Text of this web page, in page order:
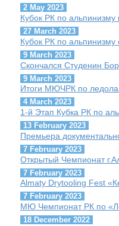
2 May 2023
Кубок РК по альпинизму
27 March 2023
Кубок РК по альпинизму
9 March 2023
Скончался Студенин
9 March 2023
Итоги МЮЧРК по
4 March 2023
1-й Этап Кубка РК по
13 February 2023
Премьера
7 February 2023
Открытый Чемпионат
7 February 2023
Almaty Drytooling Fest
7 February 2023
МЮ Чемпионат РК по
18 December 2022